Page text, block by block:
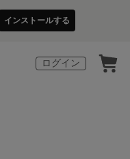
インストールする
ログイン